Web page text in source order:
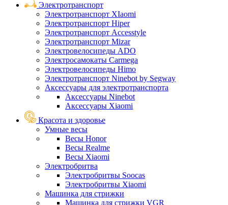
Электротранспорт
Электротранспорт XIaomi
Электротранспорт Hiper
Электротранспорт Accesstyle
Электротранспорт Mizar
Электровелосипеды ADO
Электросамокаты Carmega
Электровелосипеды Himo
Электротранспорт Ninebot by Segway
Аксессуары для электротранспорта
Аксессуары Ninebot
Аксессуары Xiaomi
Красота и здоровье
Умные весы
Весы Honor
Весы Realme
Весы Xiaomi
Электробритва
Электробритвы Soocas
Электробритвы Xiaomi
Машинка для стрижки
Машинка для стрижки VGR